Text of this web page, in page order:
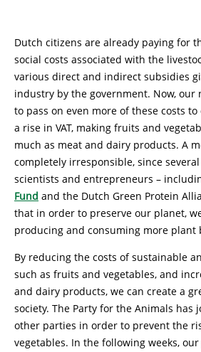
Dutch citizens are already paying for
social costs associated with the
various direct and indirect subsidies
industry by the government. Now, our
to pass on even more of these costs
a rise in VAT, making fruits and
much as meat and dairy products. A
completely irresponsible, since
scientists and entrepreneurs –
Fund and the Dutch Green Protein
that in order to preserve our planet,
producing and consuming more plant
By reducing the costs of sustainable
such as fruits and vegetables, and
and dairy products, we can create a
society. The Party for the Animals has
other parties in order to prevent the
vegetables. In the following weeks,